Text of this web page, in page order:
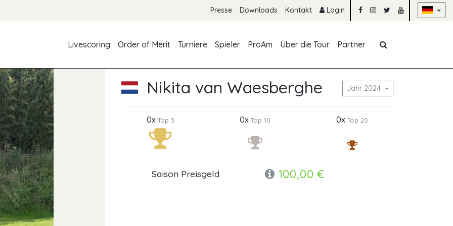
Presse Downloads Kontakt Login
Livescoring
Order of Merit Turniere Spieler ProAm Über die Tour Partner
Nikita van Waesberghe Jahr 2024
0xTop 3 0xTop 10 0xTop 20
Saison Preisgeld 100,00 €